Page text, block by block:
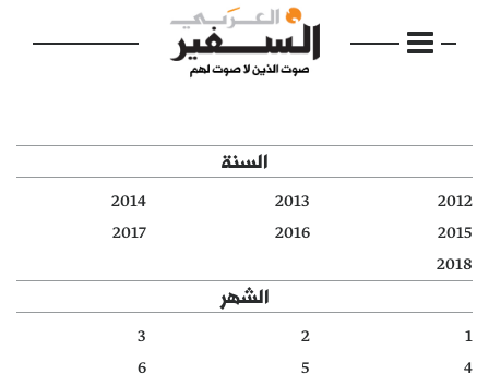
الرئيسية
مواضيع
السنة
2012
2013
2014
2015
2016
2017
2018
الشهر
1
2
3
4
5
6